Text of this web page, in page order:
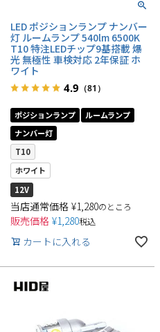
LED ポジションランプ ナンバー
灯 ルームランプ 540lm 6500K
T10 特注LEDチップ9基搭載 爆
光 無極性 車検対応 2年保証 ホ
ワイト
4.9 （81）
ポジションランプ
ルームランプ
ナンバー灯
T10
ホワイト
12V
当店通常価格 ¥1,280のところ
販売価格 ¥1,280税込
カートに入れる